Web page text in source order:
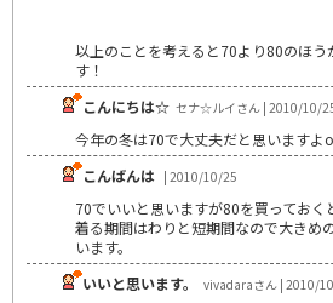
以上のことを考えると70より80のほう
す！
こんにちは☆ セナ☆ルイさん | 2010/10/
今年の冬は70で大丈夫だと思いますよ
こんばんは | 2010/10/25
70でいいと思いますが80を買ってお
着る期間はわりと短期間なので大きめ
います。
いいと思います。
vivadaraさん | 2010/